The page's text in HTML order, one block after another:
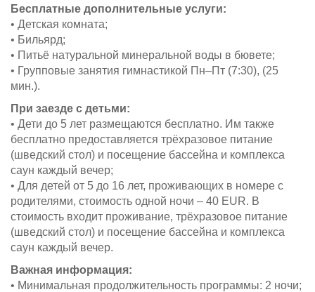
Бесплатные дополнительные услуги:
• Детская комната;
• Бильярд;
• Питьё натуральной минеральной воды в бювете;
• Групповые занятия гимнастикой Пн–Пт (7:30), (25
мин.).
При заезде с детьми:
• Дети до 5 лет размещаются бесплатно. Им также
бесплатно предоставляется трёхразовое питание
(шведский стол) и посещение бассейна и комплекса
саун каждый вечер;
• Для детей от 5 до 16 лет, проживающих в номере с
родителями, стоимость одной ночи – 40 EUR. В
стоимость входит проживание, трёхразовое питание
(шведский стол) и посещение бассейна и комплекса
саун каждый вечер.
Важная информация:
• Минимальная продолжительность программы: 2 ночи;